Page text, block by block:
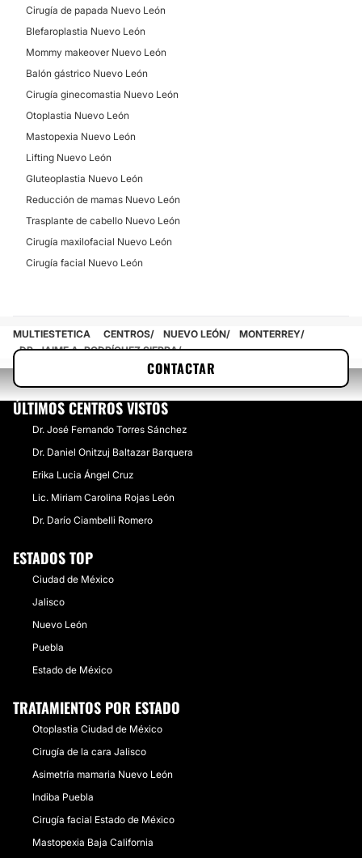
Cirugía de papada Nuevo León
Blefaroplastia Nuevo León
Mommy makeover Nuevo León
Balón gástrico Nuevo León
Cirugía ginecomastia Nuevo León
Otoplastia Nuevo León
Mastopexia Nuevo León
Lifting Nuevo León
Gluteoplastia Nuevo León
Reducción de mamas Nuevo León
Trasplante de cabello Nuevo León
Cirugía maxilofacial Nuevo León
Cirugía facial Nuevo León
CONTACTAR
MULTIESTETICA CENTROS NUEVO LEÓN
MONTERREY
DR. JAIME A. RODRÍGUEZ SIERRA
ÚLTIMOS CENTROS VISTOS
Dr. José Fernando Torres Sánchez
Dr. Daniel Onitzuj Baltazar Barquera
Erika Lucia Ángel Cruz
Lic. Miriam Carolina Rojas León
Dr. Darío Ciambelli Romero
ESTADOS TOP
Ciudad de México
Jalisco
Nuevo León
Puebla
Estado de México
TRATAMIENTOS POR ESTADO
Otoplastia Ciudad de México
Cirugía de la cara Jalisco
Asimetría mamaria Nuevo León
Indiba Puebla
Cirugía facial Estado de México
Mastopexia Baja California